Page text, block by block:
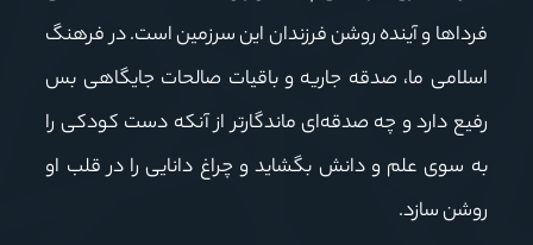
فرداها و آینده روشن فرزندان این سرزمین است. در فرهنگ
اسلامی ما، صدقه جاریه و باقیات صالحات جایگاهی بس
رفیع دارد و چه صدقه‌ای ماندگارتر از آنکه دست کودکی را
به سوی علم و دانش بگشاید و چراغ دانایی را در قلب او
روشن سازد.